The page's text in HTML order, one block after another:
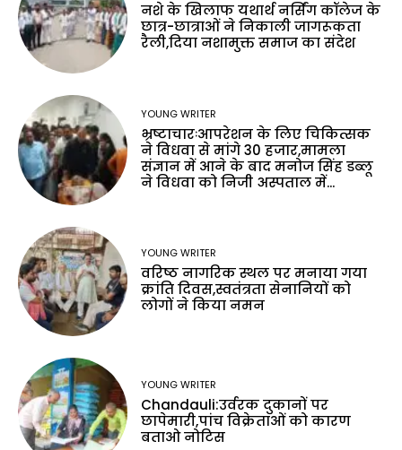
नशे के खिलाफ यथार्थ नर्सिंग कॉलेज के
छात्र-छात्राओं ने निकाली जागरूकता
रैली,दिया नशामुक्त समाज का संदेश
YOUNG WRITER
भ्रष्टाचारःआपरेशन के लिए चिकित्सक
ने विधवा से मांगे 30 हजार,मामला
संज्ञान में आने के बाद मनोज सिंह डब्लू
ने विधवा को निजी अस्पताल में...
YOUNG WRITER
वरिष्ठ नागरिक स्थल पर मनाया गया
क्रांति दिवस,स्वतंत्रता सेनानियों को
लोगों ने किया नमन
YOUNG WRITER
Chandauli:उर्वरक दुकानों पर
छापेमारी,पांच विक्रेताओं को कारण
बताओ नोटिस